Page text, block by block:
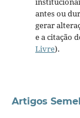
antes ou
gerar
e a citação
Livre).
Artigos